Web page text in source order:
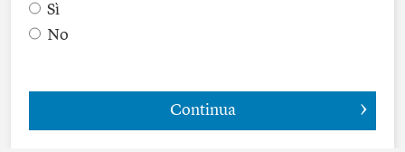
Sì
No
Continua